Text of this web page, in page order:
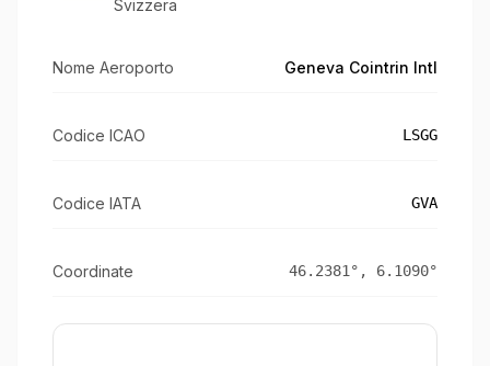
Svizzera
Nome Aeroporto Geneva Cointrin Intl
Codice ICAO LSGG
Codice IATA GVA
Coordinate 46.2381 °, 6.1090°